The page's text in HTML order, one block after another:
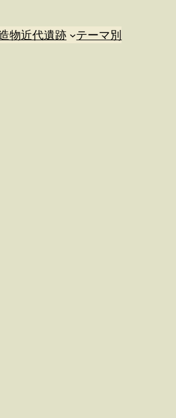
物近代遺跡 テーマ別